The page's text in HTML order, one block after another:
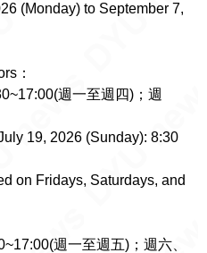
(Monday) to September 7,
：
週一至週四)；週
19, 2026 (Sunday): 8:30
on Fridays, Saturdays, and
週一至週五)；週六、